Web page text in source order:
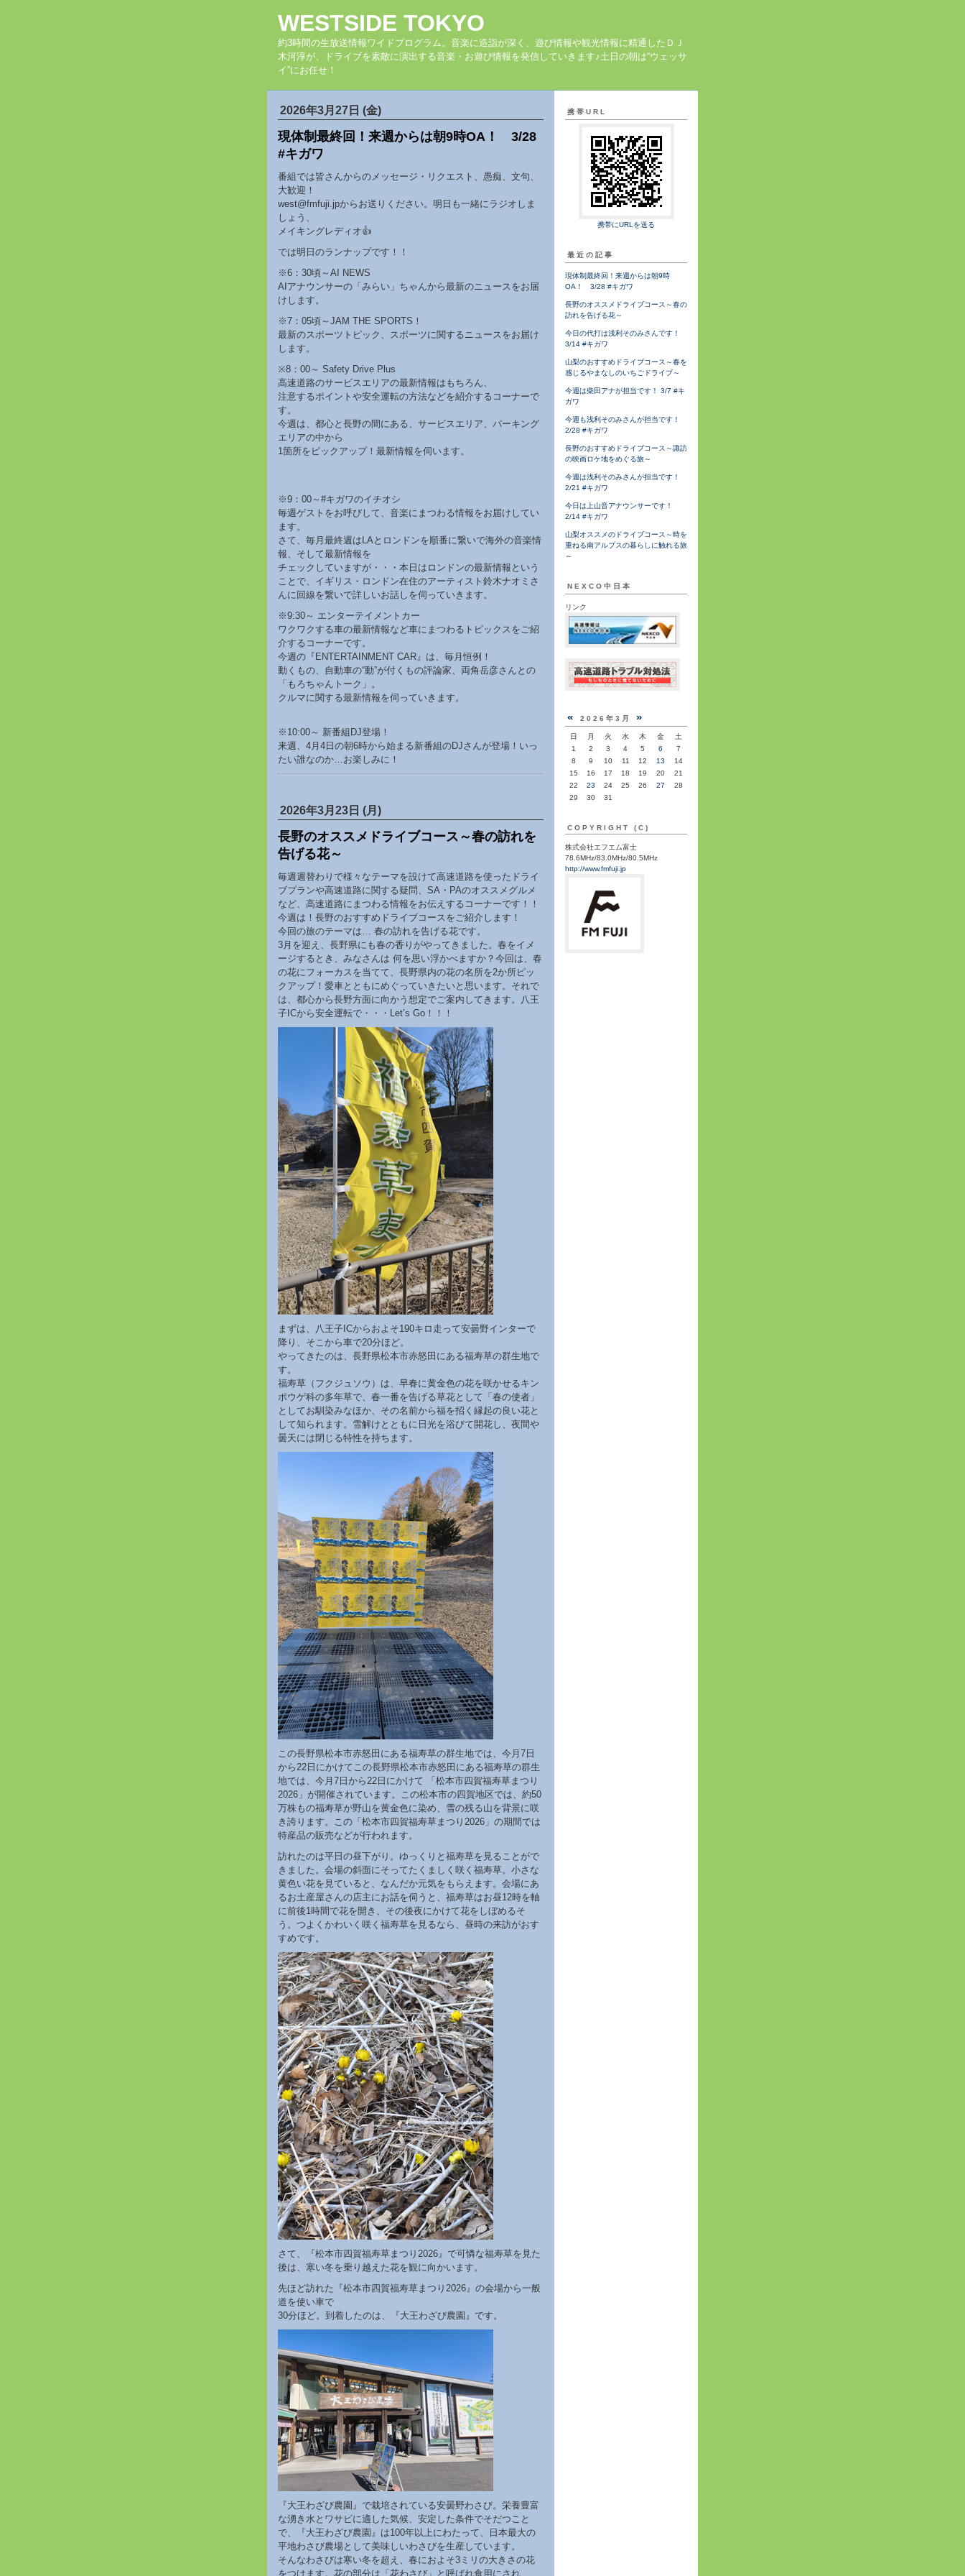
WESTSIDE TOKYO
約3時間の生放送情報ワイドプログラム。音楽に造詣が深く、遊び情報や観光情報に精通したＤＪ
木河淳が、ドライブを素敵に演出する音楽・お遊び情報を発信していきます♪土日の朝は“ウェッサ
イ”にお任せ！
2026年3月27日 (金)
現体制最終回！来週からは朝9時OA！ 3/28
#キガワ
番組では皆さんからのメッセージ・リクエスト、愚痴、文句、
大歓迎！
west@fmfuji.jpからお送りください。明日も一緒にラジオしま
しょう、
メイキングレディオ👍
では明日のランナップです！！
※6：30頃～AI NEWS
AIアナウンサーの「みらい」ちゃんから最新のニュースをお届
けします。
※7：05頃～JAM THE SPORTS！
最新のスポーツトピック、スポーツに関するニュースをお届け
します。
※8：00～ Safety Drive Plus
高速道路のサービスエリアの最新情報はもちろん、
注意するポイントや安全運転の方法などを紹介するコーナーで
す。
今週は、都心と長野の間にある、サービスエリア、パーキング
エリアの中から
1箇所をピックアップ！最新情報を伺います。
※9：00～#キガワのイチオシ
毎週ゲストをお呼びして、音楽にまつわる情報をお届けしてい
ます。
さて、毎月最終週はLAとロンドンを順番に繋いで海外の音楽情
報、そして最新情報を
チェックしていますが・・・本日はロンドンの最新情報という
ことで、イギリス・ロンドン在住のアーティスト鈴木ナオミさ
んに回線を繋いで詳しいお話しを伺っていきます。
※9:30～ エンターテイメントカー
ワクワクする車の最新情報など車にまつわるトピックスをご紹
介するコーナーです。
今週の『ENTERTAINMENT CAR』は、毎月恒例！
動くもの、自動車の“動”が付くもの評論家、両角岳彦さんとの
「もろちゃんトーク」。
クルマに関する最新情報を伺っていきます。
※10:00～ 新番組DJ登場！
来週、4月4日の朝6時から始まる新番組のDJさんが登場！いっ
たい誰なのか…お楽しみに！
2026年3月23日 (月)
長野のオススメドライブコース～春の訪れを
告げる花～
毎週週替わりで様々なテーマを設けて高速道路を使ったドライ
ブプランや高速道路に関する疑問、SA・PAのオススメグルメ
など、高速道路にまつわる情報をお伝えするコーナーです！！
今週は！長野のおすすめドライブコースをご紹介します！
今回の旅のテーマは… 春の訪れを告げる花です。
3月を迎え、長野県にも春の香りがやってきました。春をイメ
ージするとき、みなさんは 何を思い浮かべますか？今回は、春
の花にフォーカスを当てて、長野県内の花の名所を2か所ピッ
クアップ！愛車とともにめぐっていきたいと思います。それで
は、都心から長野方面に向かう想定でご案内してきます。八王
子ICから安全運転で・・・Let’s Go！！！
まずは、八王子ICからおよそ190キロ走って安曇野インターで
降り、そこから車で20分ほど。
やってきたのは、長野県松本市赤怒田にある福寿草の群生地で
す。
福寿草（フクジュソウ）は、早春に黄金色の花を咲かせるキン
ポウゲ科の多年草で、春一番を告げる草花として「春の使者」
としてお馴染みなほか、その名前から福を招く縁起の良い花と
して知られます。雪解けとともに日光を浴びて開花し、夜間や
曇天には閉じる特性を持ちます。
この長野県松本市赤怒田にある福寿草の群生地では、今月7日
から22日にかけてこの長野県松本市赤怒田にある福寿草の群生
地では、今月7日から22日にかけて 「松本市四賀福寿草まつり
2026」が開催されています。この松本市の四賀地区では、約50
万株もの福寿草が野山を黄金色に染め、雪の残る山を背景に咲
き誇ります。この「松本市四賀福寿草まつり2026」の期間では
特産品の販売などが行われます。
訪れたのは平日の昼下がり。ゆっくりと福寿草を見ることがで
きました。会場の斜面にそってたくましく咲く福寿草。小さな
黄色い花を見ていると、なんだか元気をもらえます。会場にあ
るお土産屋さんの店主にお話を伺うと、福寿草はお昼12時を軸
に前後1時間で花を開き、その後夜にかけて花をしぼめるそ
う。つよくかわいく咲く福寿草を見るなら、昼時の来訪がおす
すめです。
さて、『松本市四賀福寿草まつり2026』で可憐な福寿草を見た
後は、寒い冬を乗り越えた花を観に向かいます。
先ほど訪れた『松本市四賀福寿草まつり2026』の会場から一般
道を使い車で
30分ほど。到着したのは、『大王わざび農園』です。
『大王わざび農園』で栽培されている安曇野わさび。栄養豊富
な湧き水とワサビに適した気候、安定した条件でそだつこと
で、『大王わざび農園』は100年以上にわたって、日本最大の
平地わさび農場として美味しいわさびを生産しています。
そんなわさびは寒い冬を超え、春におよそ3ミリの大きさの花
をつけます。花の部分は「花わさび」と呼ばれ食用にされ、、
携帯URL
携帯にURLを送る
最近の記事
現体制最終回！来週からは朝9時
OA！ 3/28 #キガワ
長野のオススメドライブコース～春の
訪れを告げる花～
今日の代打は浅利そのみさんです！
3/14 #キガワ
山梨のおすすめドライブコース～春を
感じるやまなしのいちごドライブ～
今週は柴田アナが担当です！ 3/7 #キ
ガワ
今週も浅利そのみさんが担当です！
2/28 #キガワ
長野のおすすめドライブコース～諏訪
の映画ロケ地をめぐる旅～
今週は浅利そのみさんが担当です！
2/21 #キガワ
今日は上山音アナウンサーです！
2/14 #キガワ
山梨オススメのドライブコース～時を
重ねる南アルプスの暮らしに触れる旅
～
NEXCO中日本
リンク
« 2026年3月 »
日 月 火 水 木 金
土
1
2 3 4 5 6
7
8
9 10 11 12 13
14
15
16 17 18 19 20
21
22
23 24 25 26 27
28
29
30 31
COPYRIGHT (C)
株式会社エフエム富士
78.6MHz/83.0MHz/80.5MHz
http://www.fmfuji.jp